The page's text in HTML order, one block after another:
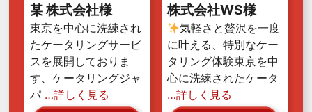
某 株式会社様
東京を中心に洗練され
たケータリングサービ
スを展開しておりま
す、ケータリングジャ
パ …詳しく見る
株式会社WS様
気軽さと贅沢を一度
に叶える、特別なケー
タリング体験東京を中
心に洗練されたケータ
…詳しく見る